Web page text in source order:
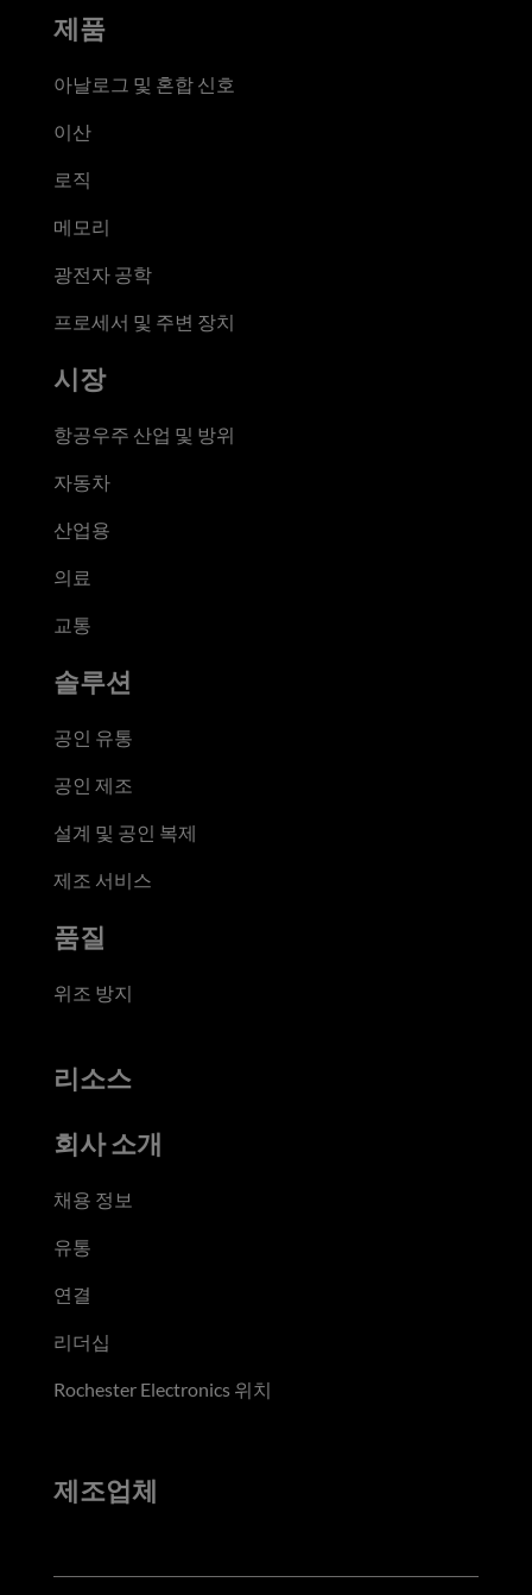
제품
아날로그 및 혼합 신호
이산
로직
메모리
광전자 공학
프로세서 및 주변 장치
시장
항공우주 산업 및 방위
자동차
산업용
의료
교통
솔루션
공인 유통
공인 제조
설계 및 공인 복제
제조 서비스
품질
위조 방지
리소스
회사 소개
채용 정보
유통
연결
리더십
Rochester Electronics 위치
제조업체